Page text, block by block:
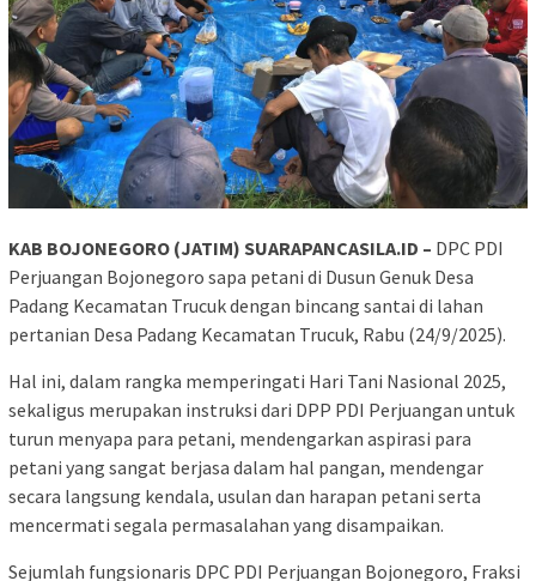
KAB BOJONEGORO (JATIM) SUARAPANCASILA.ID – DPC PDI
Perjuangan Bojonegoro sapa petani di Dusun Genuk Desa
Padang Kecamatan Trucuk dengan bincang santai di lahan
pertanian Desa Padang Kecamatan Trucuk, Rabu (24/9/2025).
Hal ini, dalam rangka memperingati Hari Tani Nasional 2025,
sekaligus merupakan instruksi dari DPP PDI Perjuangan untuk
turun menyapa para petani, mendengarkan aspirasi para
petani yang sangat berjasa dalam hal pangan, mendengar
secara langsung kendala, usulan dan harapan petani serta
mencermati segala permasalahan yang disampaikan.
Sejumlah fungsionaris DPC PDI Perjuangan Bojonegoro, Fraksi